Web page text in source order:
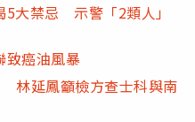
5大禁忌 示警「2類人」
致癌油風暴
林延鳳籲檢方查士科與南